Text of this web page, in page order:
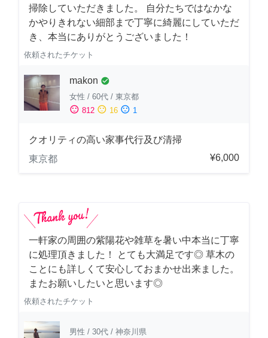
掃除していただきました。 自分たちではなかな
かやりきれない細部まで丁寧に綺麗にしていただ
き、本当にありがとうございました！
依頼されたチケット
makon check_circle
女性 / 60代 / 東京都
sentiment_satisfied 812 sentiment_neutral 16 sentiment_dissatisfied 1
クオリティの高い家事代行及び清掃
東京都
¥6,000
一軒家の周囲の紫陽花や雑草を暑い中本当に丁寧
に処理頂きました！ とても大満足です◎ 草木の
ことにも詳しくて安心しておまかせ出来ました。
またお願いしたいと思います◎
依頼されたチケット
男性 / 30代 / 神奈川県